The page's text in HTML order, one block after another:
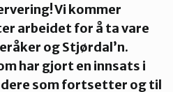
Vi kommer
arbeidet for å ta vare
og Stjørdal’n.
har gjort en innsats i
som fortsetter og til